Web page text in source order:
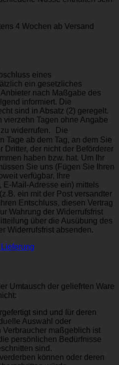
4 Wochen ab Versand
eines
ein gesetzliches
nach Maßgabe des
informiert. Die
sind in Absatz (2) geregelt.
Tagen ohne Angabe
widerrufen. Die
Tage ab dem Tag, an dem Sie
Dritter, der nicht der Beförderer
haben bzw. hat. Um Ihr
Sie uns (Fügen Sie Ihren
verfügbar, Ihre
E-Mail-Adresse ein) mittels
ein mit der Post versandter
Entschluss, diesen Vertrag
Wahrung der Widerrufsfrist
über die Ausübung des
Widerrufsfrist absenden.
Lieferung
Umtausch der geliefrten Ware
sind und für deren
Auswahl oder
Verbraucher maßgeblich ist
persönlichen Bedürfnisse
sind.
können oder deren